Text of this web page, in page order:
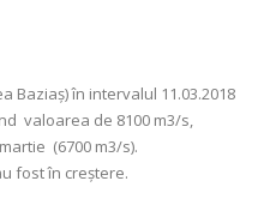
Baziaş) în intervalul 11.03.2018
valoarea de 8100 m3/s,
(6700 m3/s).
fost în creștere.